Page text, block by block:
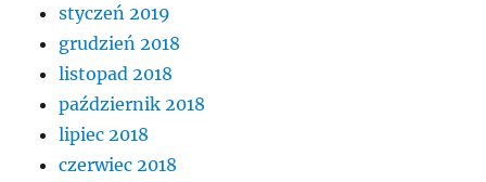
styczeń 2019
grudzień 2018
listopad 2018
październik 2018
lipiec 2018
czerwiec 2018